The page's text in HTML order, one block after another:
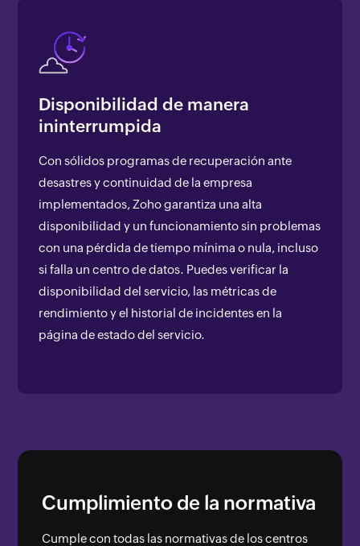
Disponibilidad de manera
ininterrumpida
Con sólidos programas de recuperación ante
desastres y continuidad de la empresa
implementados, Zoho garantiza una alta
disponibilidad y un funcionamiento sin problemas
con una pérdida de tiempo mínima o nula, incluso
si falla un centro de datos. Puedes verificar la
disponibilidad del servicio, las métricas de
rendimiento y el historial de incidentes en la
página de estado del servicio.
Cumplimiento de la normativa
Cumple con todas las normativas de los centros